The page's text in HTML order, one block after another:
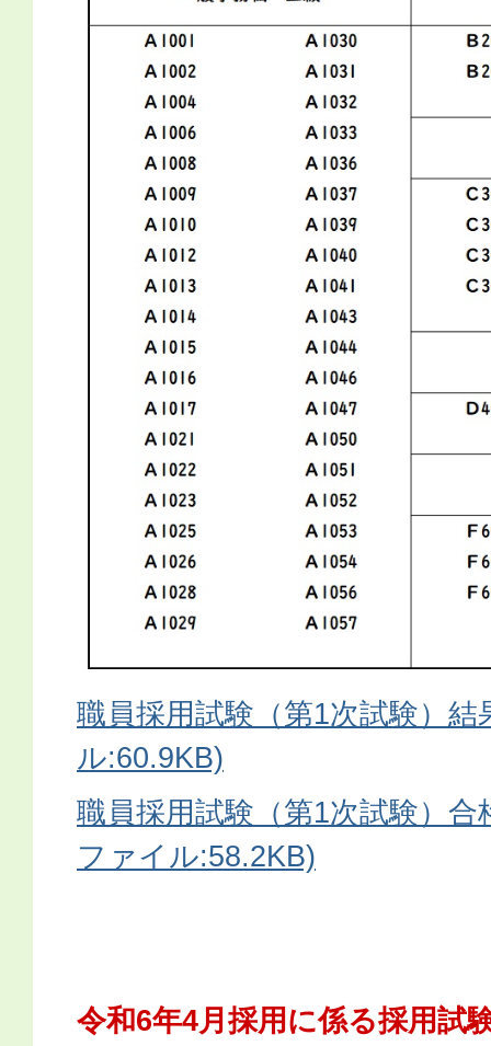
職員採用試験（第1次試験）
ル:60.9KB)
職員採用試験（第1次試験）合
ファイル:58.2KB)
令和6年4月採用に係る採用試